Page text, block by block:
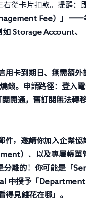
右從卡片扣款。提醒：
Fee）」——
如 Storage Account、
用卡到期日、無需額外
錢。申請路徑：登入
閱開通，舊訂閱無法轉移
，邀請你加入企業協
）、以及專屬帳單
分離的！你可能是「
中授予「 Department
得見錢花在哪」。